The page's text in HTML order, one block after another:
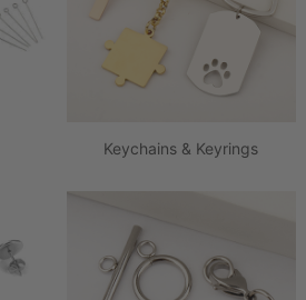
Keychains & Keyrings